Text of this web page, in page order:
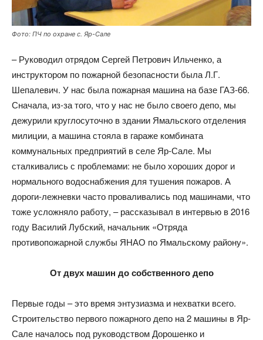
Фото: ПЧ по охране с. Яр-Сале
– Руководил отрядом Сергей Петрович Ильченко, а
инструктором по пожарной безопасности была Л.Г.
Шепалевич. У нас была пожарная машина на базе ГАЗ-66.
Сначала, из-за того, что у нас не было своего депо, мы
дежурили круглосуточно в здании Ямальского отделения
милиции, а машина стояла в гараже комбината
коммунальных предприятий в селе Яр-Сале. Мы
сталкивались с проблемами: не было хороших дорог и
нормального водоснабжения для тушения пожаров. А
дороги-лежневки часто проваливались под машинами, что
тоже усложняло работу, – рассказывал в интервью в 2016
году Василий Лубский, начальник «Отряда
противопожарной службы ЯНАО по Ямальскому району».
От двух машин до собственного депо
Первые годы – это время энтузиазма и нехватки всего.
Строительство первого пожарного депо на 2 машины в Яр-
Сале началось под руководством Дорошенко и